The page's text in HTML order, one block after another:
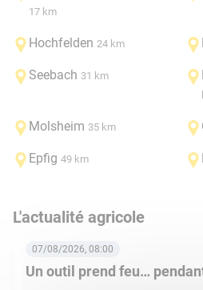
17 km
Hochfelden 24 km
Seebach 31 km
Molsheim 35 km
Epfig 49 km
L'actualité agricole
Un outil prend feu…
07/08/2026, 08:00